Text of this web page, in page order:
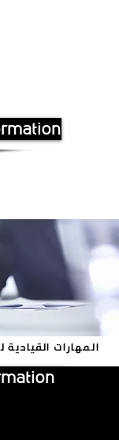
المهارات القيادية